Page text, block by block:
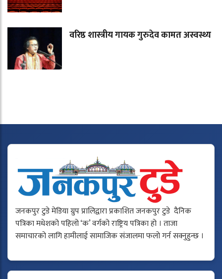
वरिष्ठ शास्त्रीय गायक गुरुदेव कामत अस्वस्थ्य
जनकपुर टुडे मेडिया ग्रुप प्रालिद्वारा प्रकाशित जनकपुर टुडे दैनिक
पत्रिका मधेशको पहिलो ‘क’ वर्गको राष्ट्रिय पत्रिका हो । ताजा
समाचारको लागि हामीलाई सामाजिक संजालमा फलो गर्न सक्नुहुन्छ ।